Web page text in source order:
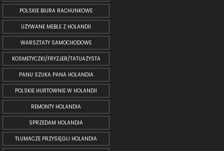
POLSKIE BIURA RACHUNKOWE
UŻYWANE MEBLE Z HOLANDII
WARSZTATY SAMOCHODOWE
KOSMETYCZKI/FRYZJER/TATUAŻYSTA
PANU SZUKA PANA HOLANDIA
POLSKIE HURTOWNIE W HOLANDII
REMONTY HOLANDIA
SPRZEDAM HOLANDIA
TŁUMACZE PRZYSIĘGLI HOLANDIA